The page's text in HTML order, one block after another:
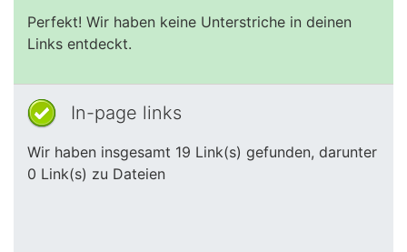
Perfekt! Wir haben keine Unterstriche in deinen
Links entdeckt.
In-page links
Wir haben insgesamt 19 Link(s) gefunden, darunter
0 Link(s) zu Dateien